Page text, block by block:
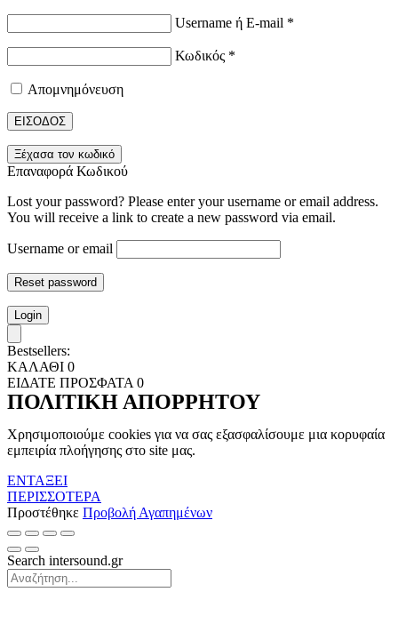
Username ή E-mail *
Κωδικός *
Απομνημόνευση
ΕΙΣΟΔΟΣ
Ξέχασα τον κωδικό
Επαναφορά Κωδικού
Lost your password? Please enter your username or email address.
You will receive a link to create a new password via email.
Username or email
Reset password
Login
Bestsellers:
ΚΑΛΑΘΙ 0
ΕΙΔΑΤΕ ΠΡΟΣΦΑΤΑ 0
ΠΟΛΙΤΙΚΗ ΑΠΟΡΡΗΤΟΥ
Χρησιμοποιούμε cookies για να σας εξασφαλίσουμε μια κορυφαία
εμπειρία πλοήγησης στο site μας.
ΕΝΤΑΞΕΙ
ΠΕΡΙΣΣΟΤΕΡΑ
Προστέθηκε Προβολή Αγαπημένων
Search intersound.gr